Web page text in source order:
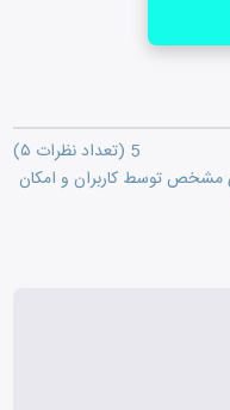
5 (تعداد نظرات ۵)
مشخص توسط کاربران و امکان